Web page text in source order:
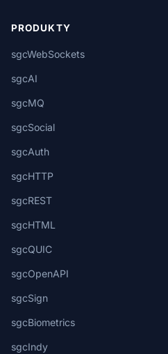
PRODUKTY
sgcWebSockets
sgcAI
sgcMQ
sgcSocial
sgcAuth
sgcHTTP
sgcREST
sgcHTML
sgcQUIC
sgcOpenAPI
sgcSign
sgcBiometrics
sgcIndy